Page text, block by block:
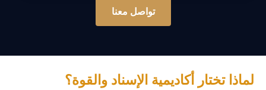
تواصل معنا
لماذا تختار أكاديمية الإسناد والقوة؟